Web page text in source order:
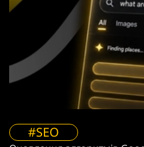
#SEO